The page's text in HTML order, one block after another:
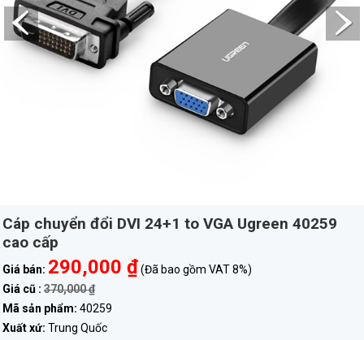
Cáp chuyển đổi DVI 24+1 to VGA Ugreen 40259
cao cấp
Giá bán: 290,000 ₫(Đã bao gồm VAT 8%)
Giá cũ : 370,000 ₫
Mã sản phẩm: 40259
Xuất xứ: Trung Quốc